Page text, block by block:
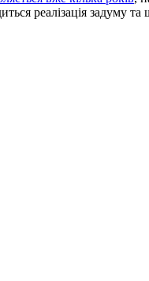
реалізація задуму